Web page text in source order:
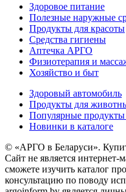
Здоровое питание
Полезные наружные
Продукты для красоты
Средства гигиены
Аптечка АРГО
Физиотерапия и
Хозяйство и быт
Здоровый автомобиль
Продукты для
Популярные
Новинки в каталоге
© «АРГО в Беларуси».
Cайт не является
сможете изучить каталог
консультацию по поводу